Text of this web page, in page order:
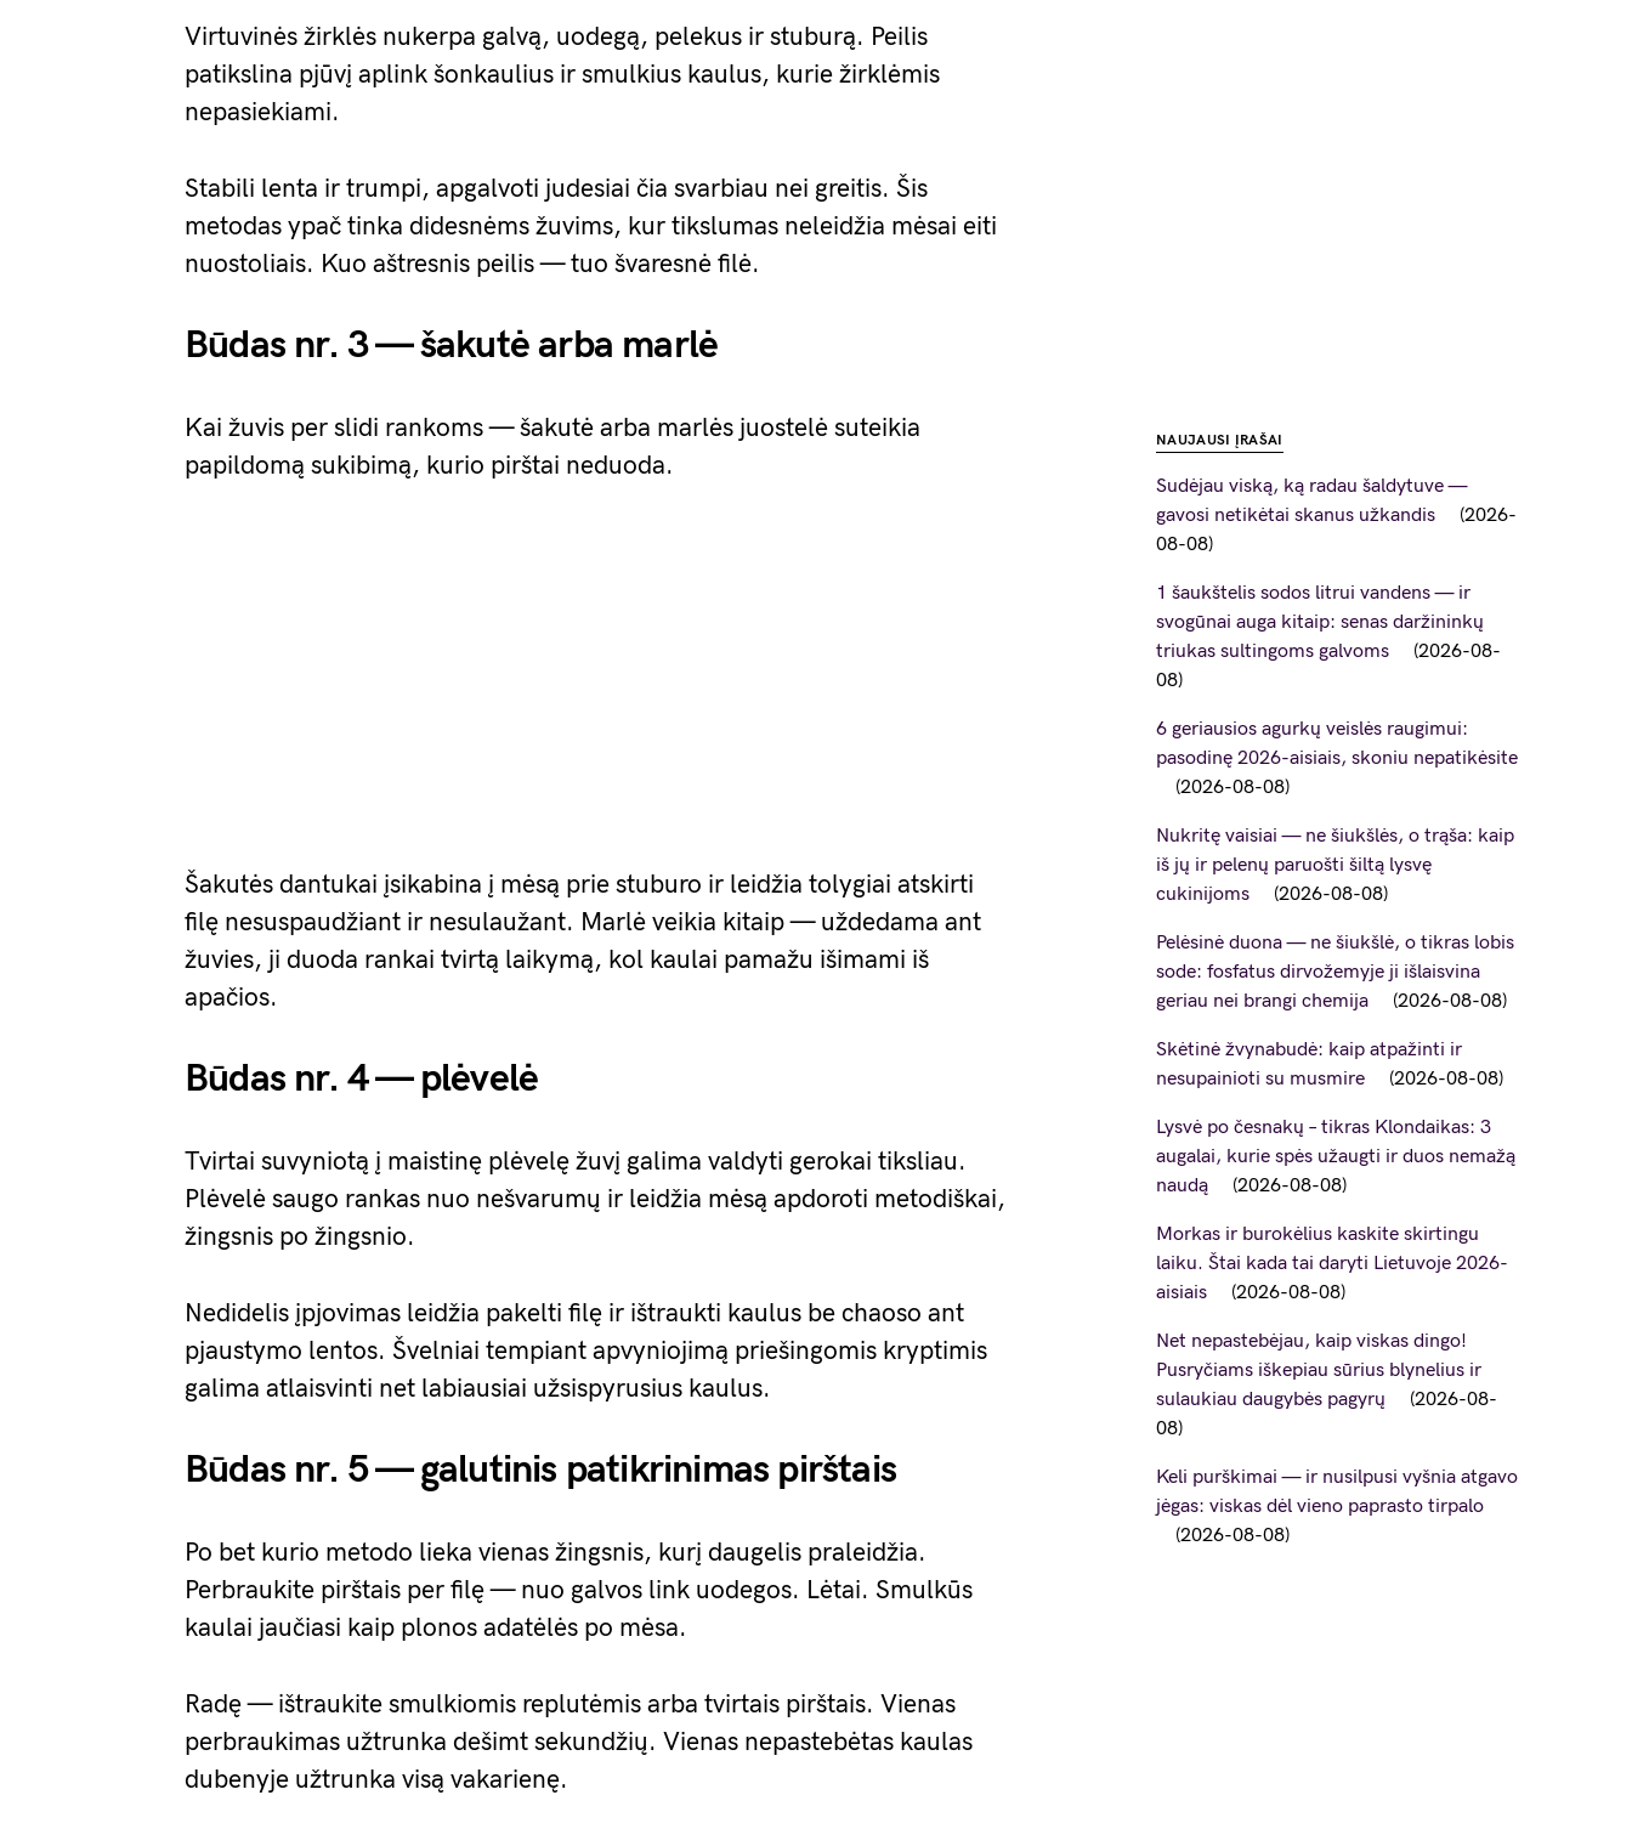
Virtuvinės žirklės nukerpa galvą, uodegą, pelekus ir stuburą. Peilis
patikslina pjūvį aplink šonkaulius ir smulkius kaulus, kurie žirklėmis
nepasiekiami.
Stabili lenta ir trumpi, apgalvoti judesiai čia svarbiau nei greitis. Šis
metodas ypač tinka didesnėms žuvims, kur tikslumas neleidžia mėsai eiti
nuostoliais. Kuo aštresnis peilis — tuo švaresnė filė.
Būdas nr. 3 — šakutė arba marlė
Kai žuvis per slidi rankoms — šakutė arba marlės juostelė suteikia
papildomą sukibimą, kurio pirštai neduoda.
Šakutės dantukai įsikabina į mėsą prie stuburo ir leidžia tolygiai atskirti
filę nesuspaudžiant ir nesulaužant. Marlė veikia kitaip — uždedama ant
žuvies, ji duoda rankai tvirtą laikymą, kol kaulai pamažu išimami iš
apačios.
Būdas nr. 4 — plėvelė
Tvirtai suvyniotą į maistinę plėvelę žuvį galima valdyti gerokai tiksliau.
Plėvelė saugo rankas nuo nešvarumų ir leidžia mėsą apdoroti metodiškai,
žingsnis po žingsnio.
Nedidelis įpjovimas leidžia pakelti filę ir ištraukti kaulus be chaoso ant
pjaustymo lentos. Švelniai tempiant apvyniojimą priešingomis kryptimis
galima atlaisvinti net labiausiai užsispyrusius kaulus.
Būdas nr. 5 — galutinis patikrinimas pirštais
Po bet kurio metodo lieka vienas žingsnis, kurį daugelis praleidžia.
Perbraukite pirštais per filę — nuo galvos link uodegos. Lėtai. Smulkūs
kaulai jaučiasi kaip plonos adatėlės po mėsa.
Radę — ištraukite smulkiomis replutėmis arba tvirtais pirštais. Vienas
perbraukimas užtrunka dešimt sekundžių. Vienas nepastebėtas kaulas
dubenyje užtrunka visą vakarienę.
NAUJAUSI ĮRAŠAI
Sudėjau viską, ką radau šaldytuve —
gavosi netikėtai skanus užkandis
2026-
08-08
1 šaukštelis sodos litrui vandens — ir
svogūnai auga kitaip: senas daržininkų
triukas sultingoms galvoms
2026-08-
08
6 geriausios agurkų veislės raugimui:
pasodinę 2026-aisiais, skoniu nepatikėsite
2026-08-08
Nukritę vaisiai — ne šiukšlės, o trąša: kaip
iš jų ir pelenų paruošti šiltą lysvę
cukinijoms
2026-08-08
Pelėsinė duona — ne šiukšlė, o tikras lobis
sode: fosfatus dirvožemyje ji išlaisvina
geriau nei brangi chemija
2026-08-08
Skėtinė žvynabudė: kaip atpažinti ir
nesupainioti su musmire
2026-08-08
Lysvė po česnakų – tikras Klondaikas: 3
augalai, kurie spės užaugti ir duos nemažą
naudą
2026-08-08
Morkas ir burokėlius kaskite skirtingu
laiku. Štai kada tai daryti Lietuvoje 2026-
aisiais
2026-08-08
Net nepastebėjau, kaip viskas dingo!
Pusryčiams iškepiau sūrius blynelius ir
sulaukiau daugybės pagyrų
2026-08-
08
Keli purškimai — ir nusilpusi vyšnia atgavo
jėgas: viskas dėl vieno paprasto tirpalo
2026-08-08